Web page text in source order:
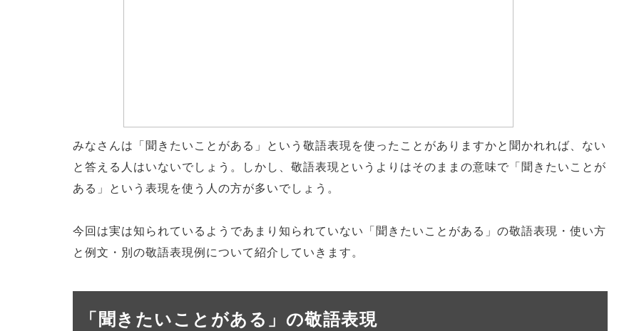
みなさんは「聞きたいことがある」という敬語表現を使ったことがありますかと聞かれれば、ない
と答える人はいないでしょう。しかし、敬語表現というよりはそのままの意味で「聞きたいことが
ある」という表現を使う人の方が多いでしょう。
今回は実は知られているようであまり知られていない「聞きたいことがある」の敬語表現・使い方
と例文・別の敬語表現例について紹介していきます。
「聞きたいことがある」の敬語表現